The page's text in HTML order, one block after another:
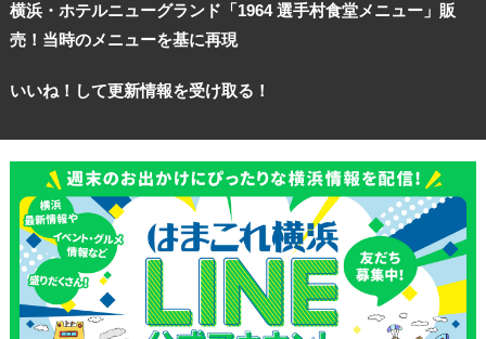
横浜・ホテルニューグランド「1964 選手村食堂メニュー」販
売！当時のメニューを基に再現
いいね！して更新情報を受け取る！